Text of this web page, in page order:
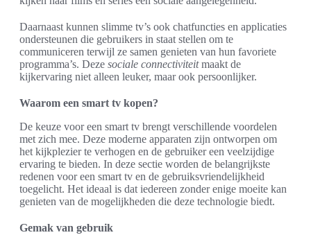
Daarnaast kunnen slimme tv’s ook chatfuncties en applicaties
ondersteunen die gebruikers in staat stellen om te
communiceren terwijl ze samen genieten van hun favoriete
programma’s. Deze sociale connectiviteitmaakt de
kijkervaring niet alleen leuker, maar ook persoonlijker.
Waarom een smart tv kopen?
De keuze voor een smart tv brengt verschillende voordelen
met zich mee. Deze moderne apparaten zijn ontworpen om
het kijkplezier te verhogen en de gebruiker een veelzijdige
ervaring te bieden. In deze sectie worden de belangrijkste
redenen voor een smart tv en de gebruiksvriendelijkheid
toegelicht. Het ideaal is dat iedereen zonder enige moeite kan
genieten van de mogelijkheden die deze technologie biedt.
Gemak van gebruik